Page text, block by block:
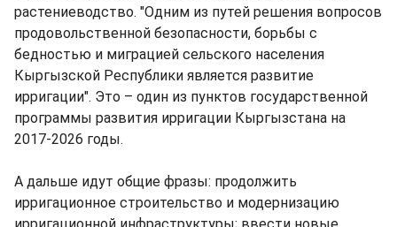
растениеводство. "Одним из путей решения вопросов
продовольственной безопасности, борьбы с
бедностью и миграцией сельского населения
Кыргызской Республики является развитие
ирригации". Это – один из пунктов государственной
программы развития ирригации Кыргызстана на
2017-2026 годы.
А дальше идут общие фразы: продолжить
ирригационное строительство и модернизацию